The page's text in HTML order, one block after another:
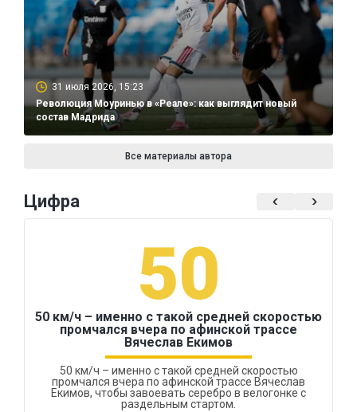
31 июля 2026, 15:23
Революция Моуринью в «Реале»: как выглядит новый
состав Мадрида
Все материалы автора
Цифра
50
50 км/ч – именно с такой средней скоростью
промчался вчера по афинской трассе
Вячеслав Екимов
50 км/ч – именно с такой средней скоростью
промчался вчера по афинской трассе Вячеслав
Екимов, чтобы завоевать серебро в велогонке с
раздельным стартом.